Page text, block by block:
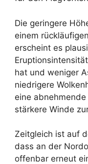
Die geringere
einem rückläufigen
erscheint es
hat und weniger
niedrigere
eine
stärkere Winde
Zeitgleich ist auf
dass an der
offenbar erneut